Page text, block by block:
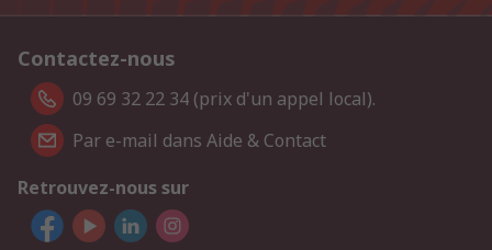
Contactez-nous
09 69 32 22 34 (prix d'un appel local).
Par e-mail dans Aide & Contact
Retrouvez-nous sur